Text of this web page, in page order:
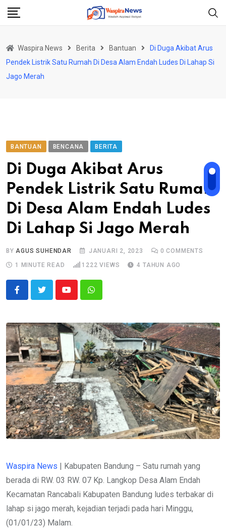
Skip
Waspira News Berita Bantuan
Di Duga Akibat Arus
Pendek Listrik Satu Rumah Di Desa Alam Endah Ludes Di Lahap Si
Jago Merah
BANTUAN BENCANA BERITA
Di Duga Akibat Arus
Pendek Listrik Satu Rumah
Di Desa Alam Endah Ludes
Di Lahap Si Jago Merah
BYAGUS SUHENDAR JANUARI 2, 2023 0 COMMENTS
1 MINUTE READ
1222 VIEWS 4 TAHUN AGO
YoutubeWhatsapp
Waspira News | Kabupaten Bandung – Satu rumah yang
berada di RW. 03 RW. 07 Kp. Langkop Desa Alam Endah
Kecamatan Rancabali Kabupaten Bandung ludes terbakar di
lahap si jago merah, kejadian terjadi pada hari Minggu,
(01/01/23) Malam.